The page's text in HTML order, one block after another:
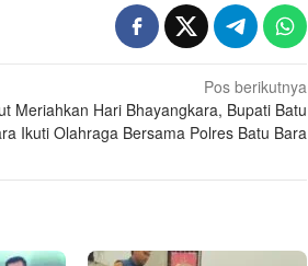
Pos berikutnya
Meriahkan Hari Bhayangkara, Bupati Batu
Ikuti Olahraga Bersama Polres Batu Bara